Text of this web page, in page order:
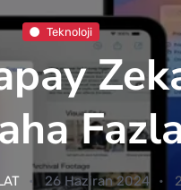
Teknoloji
26 Haziran 2024